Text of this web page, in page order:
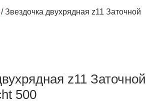
/ Звездочка двухрядная z11 Заточной
z11 Заточной
500